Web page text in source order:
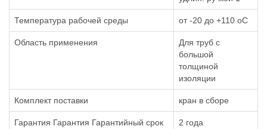
Температура рабочей среды от -20 до +110 oC
Область применения
Для труб с
большой
толщиной
изоляции
Комплект поставки кран в сборе
Гарантия Гарантия Гарантийный срок
2 года